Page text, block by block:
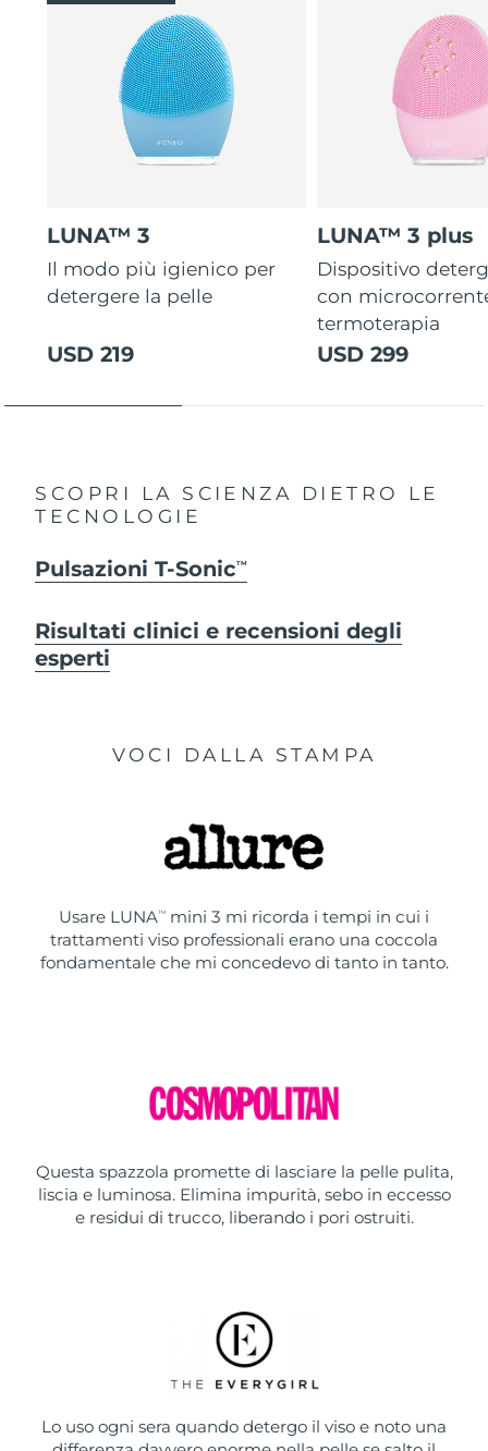
LUNA™ 3
Il modo più igienico per
detergere la pelle
USD 219
LUNA™ 3 plus
Dispositivo
con
termoterapia
USD 299
SCOPRI LA SCIENZA DIETRO LE
TECNOLOGIE
Pulsazioni T-SonicTM
Risultati clinici e recensioni degli
esperti
VOCI DALLA STAMPA
Usare LUNATM
mini 3 mi ricorda i tempi in cui i
trattamenti viso professionali erano una coccola
fondamentale che mi concedevo di tanto in tanto.
Questa spazzola promette di lasciare la pelle pulita,
liscia e luminosa. Elimina impurità, sebo in eccesso
e residui di trucco, liberando i pori ostruiti.
Lo uso ogni sera quando detergo il viso e noto una